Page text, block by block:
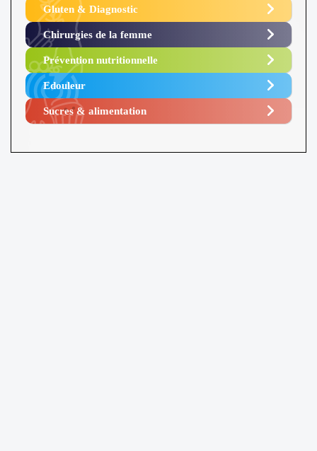
Gluten & Diagnostic
Chirurgies de la femme
Prévention nutritionnelle
Edouleur​
Sucres & alimentation​